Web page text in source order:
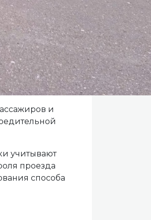
и
учитывают
проезда
способа